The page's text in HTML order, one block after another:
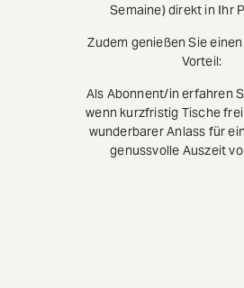
Semaine) direkt in Ihr
Zudem genießen Sie
Vorteil:
Als Abonnent/in erfahren
wenn kurzfristig Tische
wunderbarer Anlass für
genussvolle Auszeit